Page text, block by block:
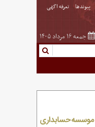
پیوندها تعرفه اگهی
جمعه ۱۶ مرداد ۱۴۰۵